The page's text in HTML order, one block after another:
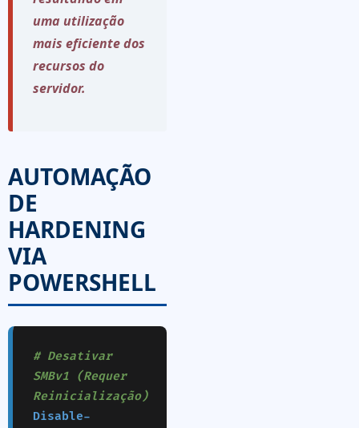
uma utilização
mais eficiente dos
recursos do
servidor.
AUTOMAÇÃO
DE
HARDENING
VIA
POWERSHELL
# Desativar
SMBv1 (Requer
Reinicialização)
Disable-